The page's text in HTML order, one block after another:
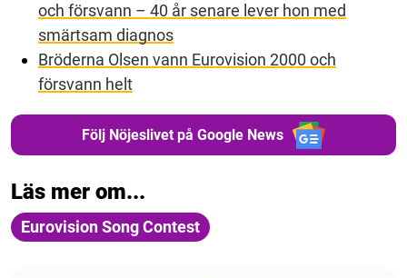
och försvann – 40 år senare lever hon med
smärtsam diagnos
Bröderna Olsen vann Eurovision 2000 och
försvann helt
Följ Nöjeslivet på Google News
Läs mer om...
Eurovision Song Contest